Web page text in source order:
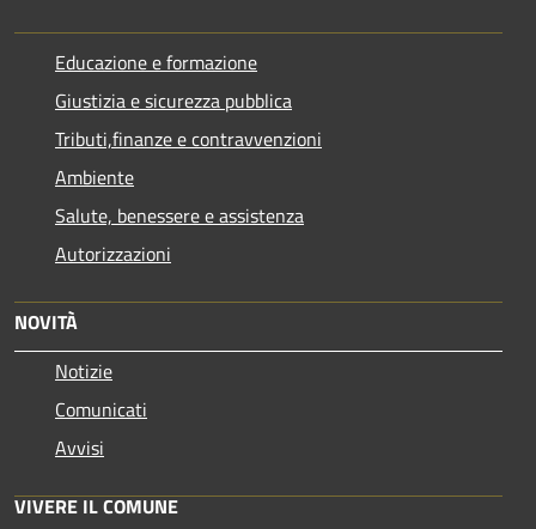
Educazione e formazione
Giustizia e sicurezza pubblica
Tributi,finanze e contravvenzioni
Ambiente
Salute, benessere e assistenza
Autorizzazioni
NOVITÀ
Notizie
Comunicati
Avvisi
VIVERE IL COMUNE